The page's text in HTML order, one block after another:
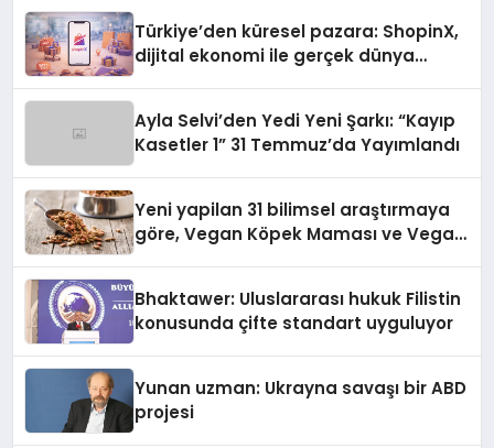
Türkiye’den küresel pazara: ShopinX,
dijital ekonomi ile gerçek dünya
Ayla Selvi’den Yedi Yeni Şarkı: “Kayıp
Kasetler 1” 31 Temmuz’da Yayımlandı
Yeni yapilan 31 bilimsel araştırmaya
göre, Vegan Köpek Maması ve Vegan
Bhaktawer: Uluslararası hukuk Filistin
konusunda çifte standart uyguluyor
Yunan uzman: Ukrayna savaşı bir ABD
projesi